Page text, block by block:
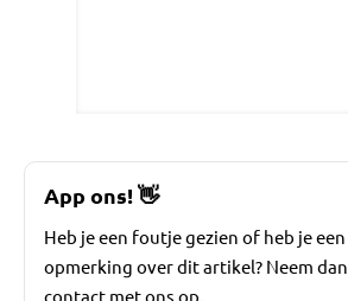
App ons!👋
Heb je een foutje gezien of heb je een
opmerking over dit artikel? Neem dan
contact met ons op.